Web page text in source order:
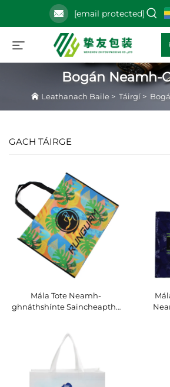
[email protected]
Bogán Neamh-
Leathanach Baile> Táirgí>
GACH TÁIRGE
Mála Tote Neamh-
ghnáthshínte Saincheaptha
dhéanann éagsúlacht do
B2B